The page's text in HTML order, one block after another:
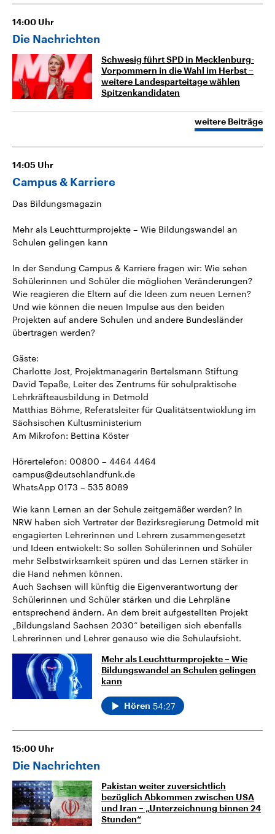
14:00 Uhr
Die Nachrichten
Schwesig führt SPD in Mecklenburg-
Vorpommern in die Wahl im Herbst –
weitere Landesparteitage wählen
Spitzenkandidaten
weitere Beiträge
14:05 Uhr
Campus & Karriere
Das Bildungsmagazin
Mehr als Leuchtturmprojekte – Wie Bildungswandel an
Schulen gelingen kann
In der Sendung Campus & Karriere fragen wir: Wie sehen
Schülerinnen und Schüler die möglichen Veränderungen?
Wie reagieren die Eltern auf die Ideen zum neuen Lernen?
Und wie können die neuen Impulse aus den beiden
Projekten auf andere Schulen und andere Bundesländer
übertragen werden?
Gäste:
Charlotte Jost, Projektmanagerin Bertelsmann Stiftung
David Tepaße, Leiter des Zentrums für schulpraktische
Lehrkräfteausbildung in Detmold
Matthias Böhme, Referatsleiter für Qualitätsentwicklung im
Sächsischen Kultusministerium
Am Mikrofon: Bettina Köster
Hörertelefon: 00800 – 4464 4464
campus@deutschlandfunk.de
WhatsApp 0173 – 535 8089
Wie kann Lernen an der Schule zeitgemäßer werden? In
NRW haben sich Vertreter der Bezirksregierung Detmold mit
engagierten Lehrerinnen und Lehrern zusammengesetzt
und Ideen entwickelt: So sollen Schülerinnen und Schüler
mehr Selbstwirksamkeit spüren und das Lernen stärker in
die Hand nehmen können.
Auch Sachsen will künftig die Eigenverantwortung der
Schülerinnen und Schüler stärken und die Lehrpläne
entsprechend ändern. An dem breit aufgestellten Projekt
„Bildungsland Sachsen 2030“ beteiligen sich ebenfalls
Lehrerinnen und Lehrer genauso wie die Schulaufsicht.
Mehr als Leuchtturmprojekte – Wie
Bildungswandel an Schulen gelingen
kann
Hören 54:27
15:00 Uhr
Die Nachrichten
Pakistan weiter zuversichtlich
bezüglich Abkommen zwischen USA
und Iran – „Unterzeichnung binnen 24
Stunden“